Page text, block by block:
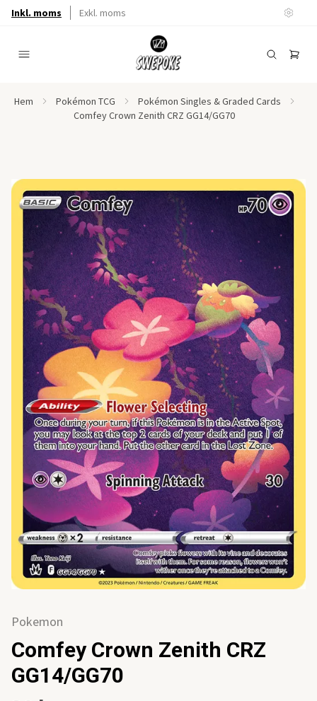
Inkl. moms Exkl. moms
Hem Pokémon TCG
Pokémon Singles & Graded Cards
Comfey Crown Zenith CRZ GG14/GG70
Pokemon
Comfey Crown Zenith CRZ
GG14/GG70